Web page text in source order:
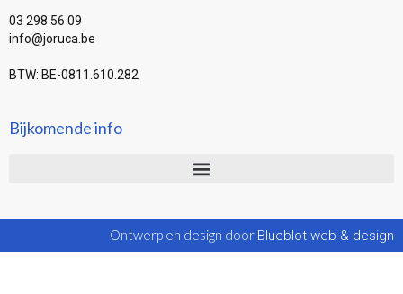
03 298 56 09
info@joruca.be
BTW: BE-0811.610.282
Bijkomende info
Ontwerp en design door Blueblot web & design